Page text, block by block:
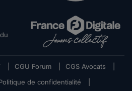
CGU Forum CGS Avocats
de confidentialité